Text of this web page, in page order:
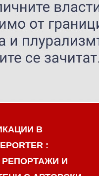
В
:
РЕПОРТАЖИ И